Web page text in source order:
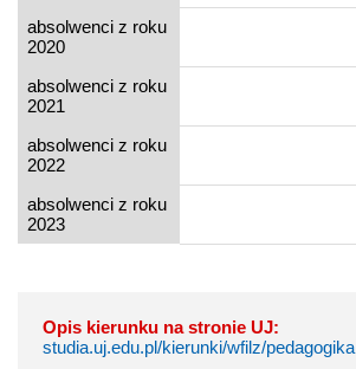
absolwenci z roku
2020
absolwenci z roku
2021
absolwenci z roku
2022
absolwenci z roku
2023
Opis kierunku na stronie UJ:
studia.uj.edu.pl/kierunki/wfilz/pedagogika